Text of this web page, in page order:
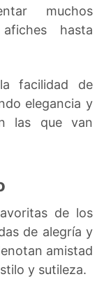
muchos
hasta
facilidad de
elegancia y
las que van
de los
de alegría y
amistad
y sutileza.